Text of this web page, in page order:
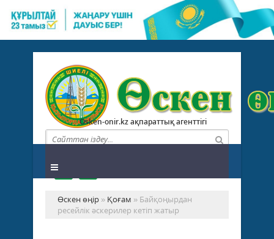
Osken-onir.kz ақпараттық агенттігі
Өскен өңір » Қоғам » Байқоңырдан
ресейлік әскерилер кетіп жатыр